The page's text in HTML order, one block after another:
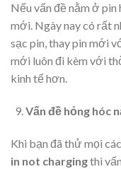
Nếu vấn đề nằm ở pin
mới. Ngày nay có rất
sạc pin, thay pin mới
mới luôn đi kèm với
kinh tế hơn.
Vấn đề hỏng hóc
Khi bạn đã thử mọi
in not chargingthì